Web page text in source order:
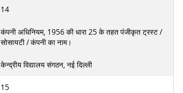
14
कंपनी अधिनियम, 1956 की धारा 25 के तहत पंजीकृत ट्रस्ट /
सोसायटी / कंपनी का नाम।
केन्द्रीय विद्यालय संगठन, नई दिल्ली
15